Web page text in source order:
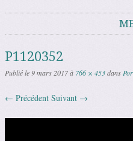
P1120352
Publié le9 mars 2017à 766 × 453dans
← Précédent Suivant →